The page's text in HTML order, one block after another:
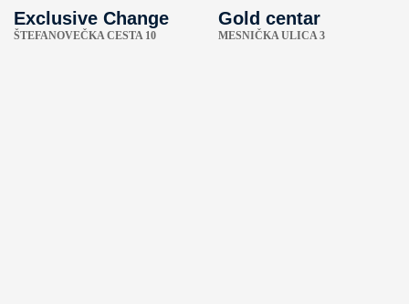
Exclusive Change
ŠTEFANOVEČKA CESTA 10
Gold centar
MESNIČKA ULICA 3